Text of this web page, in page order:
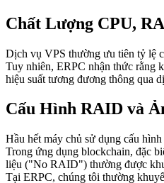
Chất Lượng CPU,
Dịch vụ VPS thường ưu tiên tỷ lệ
Tuy nhiên, ERPC nhận thức rằng
hiệu suất tương đương thông qua
Cấu Hình RAID và
Hầu hết máy chủ sử dụng cấu
Trong ứng dụng blockchain, đặc
liệu ("No RAID") thường được
Tại ERPC, chúng tôi thường